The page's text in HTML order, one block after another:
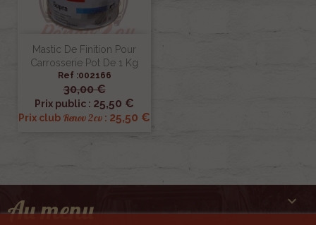
Mastic De Finition Pour
Carrosserie Pot De 1 Kg
Ref :002166
30,00 €
Prix public : 25,50 €
Prix club Renov 2cv : 25,50 €
Au menu 